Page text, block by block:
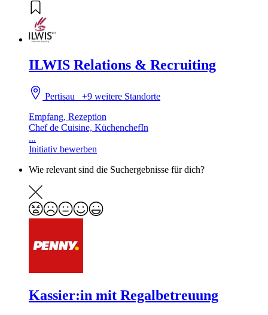
ILWIS Relations & Recruiting
Pertisau+9 weitere Standorte
Empfang, Rezeption
Chef de Cuisine, KüchenchefIn
...
Initiativ bewerben
Wie relevant sind die Suchergebnisse für dich?
Kassier:in mit Regalbetreuung